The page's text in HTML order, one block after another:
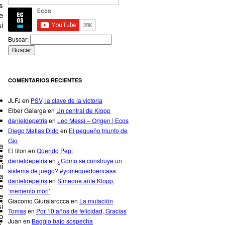
Buscar:
COMENTARIOS RECIENTES
JLFJ en PSV, la clave de la victoria
Elber Galarga en Un central de Klopp
danieldepetrisen Leo Messi – Origen | Ecos
Diego Matias Dido en El pequeño triunfo de
Gio
El titon en Querido Pep:
danieldepetrisen ¿Cómo se construye un
sistema de juego? #yomequedoencasa
danieldepetrisen Simeone ante Klopp,
‘memento mori’
Giacomo Giuralarocca en La mutación
Tomasen Por 10 años de felicidad, Gracias
Juan en Baggio bajo sospecha